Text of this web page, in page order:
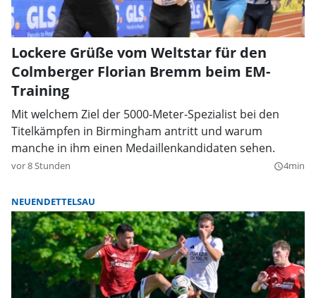
Lockere Grüße vom Weltstar für den
Colmberger Florian Bremm beim EM-
Training
Mit welchem Ziel der 5000-Meter-Spezialist bei den
Titelkämpfen in Birmingham antritt und warum
manche in ihm einen Medaillenkandidaten sehen.
vor 8 Stunden query_builder4min
NEUENDETTELSAU